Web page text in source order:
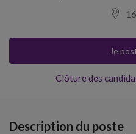
Clôture des
Je
Description du poste